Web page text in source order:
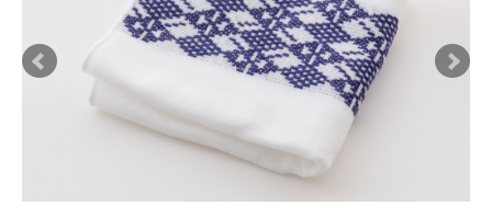
カテゴリから探す
刺繍について